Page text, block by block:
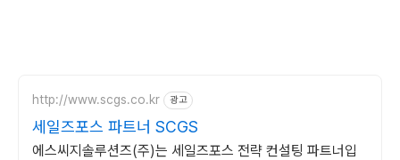
http://www.scgs.co.kr 광고
세일즈포스 파트너 SCGS
에스씨지솔루션즈(주)는 세일즈포스 전략 컨설팅 파트너입